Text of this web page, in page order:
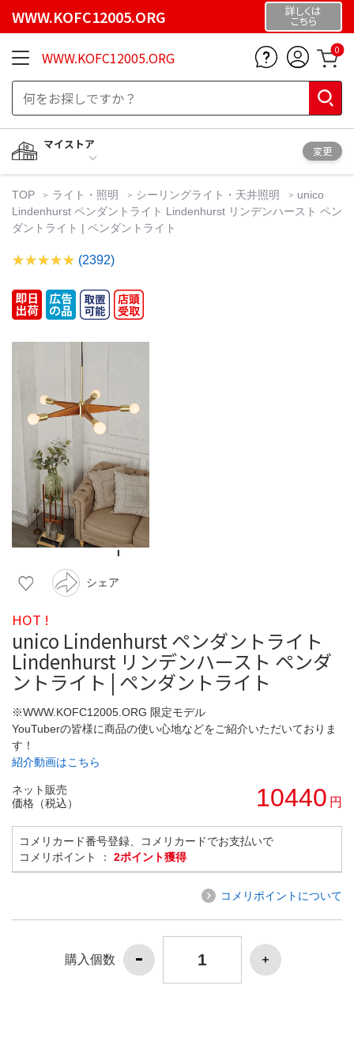
WWW.KOFC12005.ORG 詳しくは
こちら
WWW.KOFC12005.ORG 0
マイストア
変更
TOP ライト・照明 シーリングライト・天井照明
unico
Lindenhurst ペンダントライト Lindenhurst リンデンハースト ペン
ダントライト | ペンダントライト
(2392)
シェア
HOT !
unico Lindenhurst ペンダントライト
Lindenhurst リンデンハースト ペンダ
ントライト | ペンダントライト
※WWW.KOFC12005.ORG 限定モデル
YouTuberの皆様に商品の使い心地などをご紹介いただいておりま
す！
紹介動画はこちら
ネット販売
価格（税込）
10440 円
コメリカード番号登録、コメリカードでお支払いで
コメリポイント ： 2ポイント獲得
コメリポイントについて
購入個数